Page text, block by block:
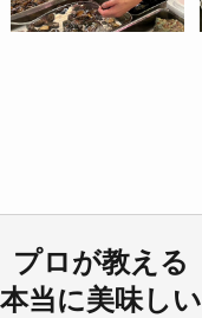
プロが教える
本当に美味しい